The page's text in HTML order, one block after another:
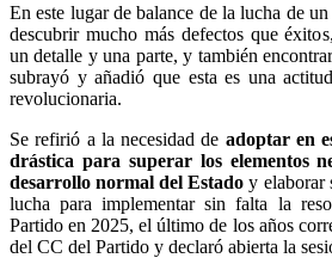
En este lugar de balance de la lucha de
descubrir mucho más defectos que
un detalle y una parte, y también
subrayó y añadió que esta es una
revolucionaria.
Se refirió a la necesidad de adoptar en
drástica para superar los elementos
desarrollo normal del Estado y elaborar
lucha para implementar sin falta la
Partido en 2025, el último de los años
del CC del Partido y declaró abierta la